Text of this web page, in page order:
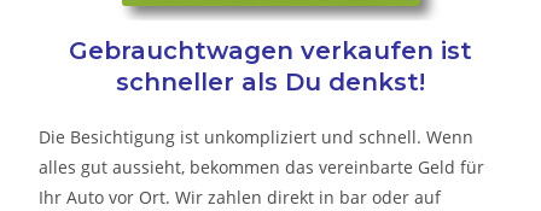
Gebrauchtwagen verkaufen ist
schneller als Du denkst!
Die Besichtigung ist unkompliziert und schnell. Wenn
alles gut aussieht, bekommen das vereinbarte Geld für
Ihr Auto vor Ort. Wir zahlen direkt in bar oder auf